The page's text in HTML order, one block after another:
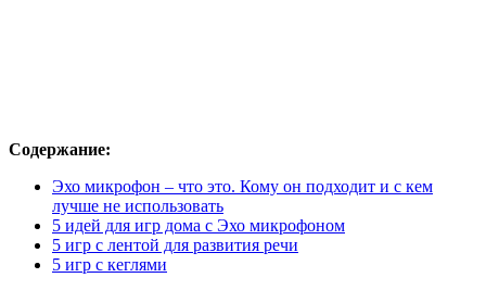
Содержание:
Эхо микрофон – что это. Кому он подходит и с кем
лучше не использовать
5 идей для игр дома с Эхо микрофоном
5 игр с лентой для развития речи
5 игр с кеглями